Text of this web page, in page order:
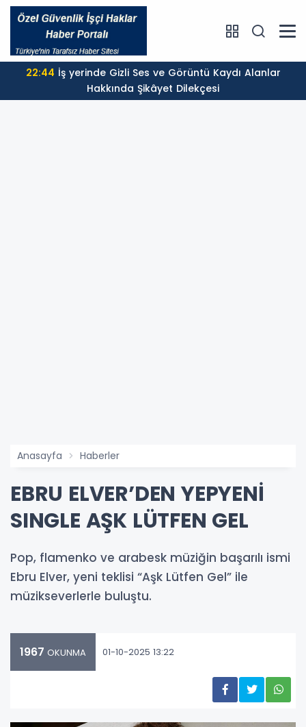
22:44
Hakkında Şikâyet Dilekçesi
Anasayfa Haberler
EBRU ELVER’DEN YEPYENİ
SINGLE AŞK LÜTFEN GEL
Pop, flamenko ve arabesk müziğin başarılı ismi
Ebru Elver, yeni teklisi “Aşk Lütfen Gel” ile
müzikseverlerle buluştu.
1967 OKUNMA 01-10-2025 13:22